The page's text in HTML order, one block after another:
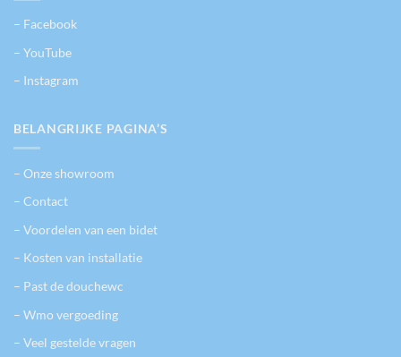
– Facebook
– YouTube
– Instagram
BELANGRIJKE PAGINA’S
– Onze showroom
– Contact
– Voordelen van een bidet
– Kosten van installatie
– Past de douchewc
– Wmo vergoeding
– Veel gestelde vragen